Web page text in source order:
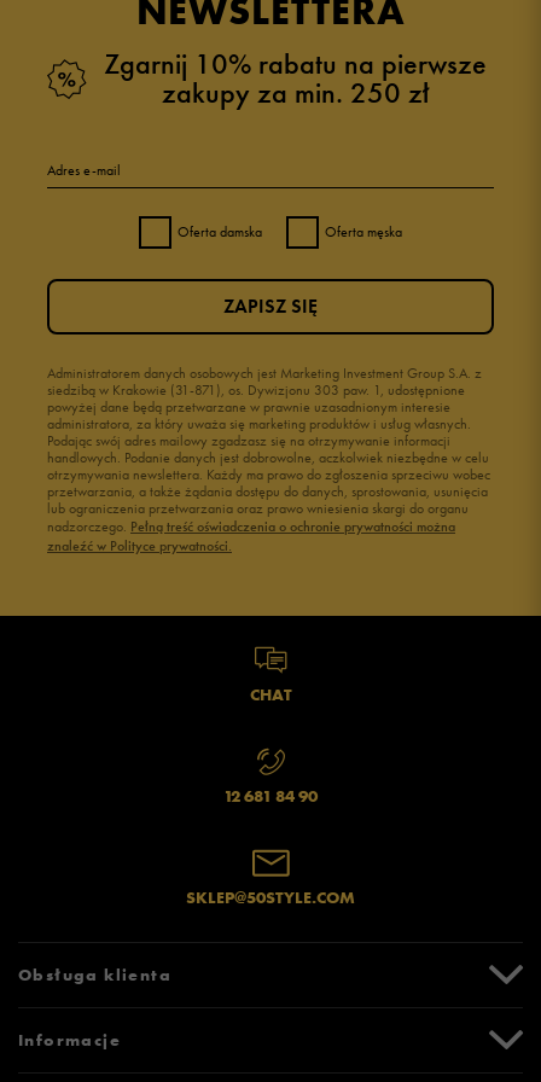
NEWSLETTERA
Zgarnij 10% rabatu na pierwsze
zakupy za min. 250 zł
Adres e-mail
Oferta damska Oferta męska
Administratorem danych osobowych jest Marketing Investment Group S.A. z
siedzibą w Krakowie (31-871), os. Dywizjonu 303 paw. 1, udostępnione
powyżej dane będą przetwarzane w prawnie uzasadnionym interesie
administratora, za który uważa się marketing produktów i usług własnych.
Podając swój adres mailowy zgadzasz się na otrzymywanie informacji
handlowych. Podanie danych jest dobrowolne, aczkolwiek niezbędne w celu
otrzymywania newslettera. Każdy ma prawo do zgłoszenia sprzeciwu wobec
przetwarzania, a także żądania dostępu do danych, sprostowania, usunięcia
lub ograniczenia przetwarzania oraz prawo wniesienia skargi do organu
nadzorczego. Pełną treść oświadczenia o ochronie prywatności można
znaleźć w Polityce prywatności.
ZAPISZ SIĘ
CHAT
12 681 84 90
SKLEP@50STYLE.COM
Obsługa klienta
Zwroty i reklamacje
Informacje